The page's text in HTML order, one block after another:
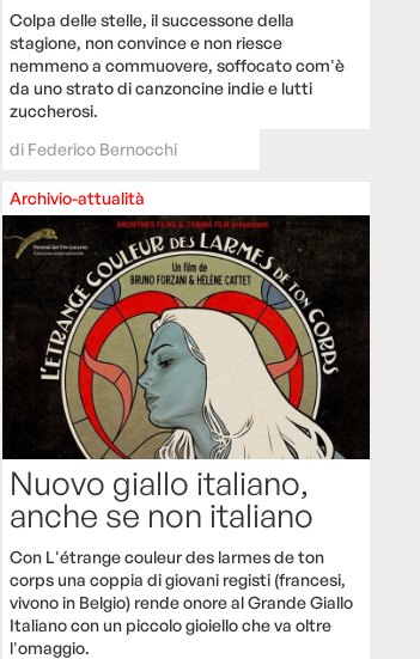
Colpa delle stelle, il successone della
stagione, non convince e non riesce
nemmeno a commuovere, soffocato com'è
da uno strato di canzoncine indie e lutti
zuccherosi.
di Federico Bernocchi
Archivio-attualità
Nuovo giallo italiano,
anche se non italiano
Con L'étrange couleur des larmes de ton
corps una coppia di giovani registi (francesi,
vivono in Belgio) rende onore al Grande Giallo
Italiano con un piccolo gioiello che va oltre
l'omaggio.